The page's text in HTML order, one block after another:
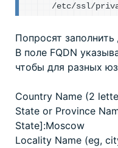
/etc/ssl/
Попросят
В поле FQDN
чтобы для разных
Country Name (2
State or Province
State]:Moscow
Locality Name (eg,